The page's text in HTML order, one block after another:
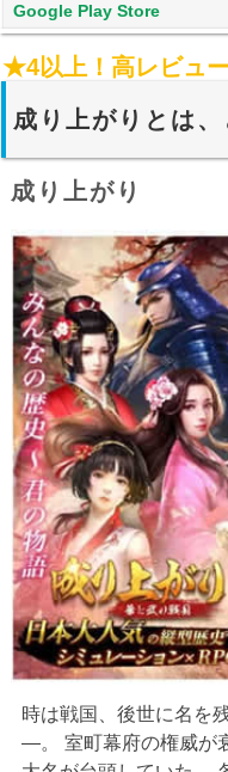
Google Play Store
★4以上！高レビュ
成り上がりとは
成り上がり
時は戦国、後世に名を
―。 室町幕府の権威が